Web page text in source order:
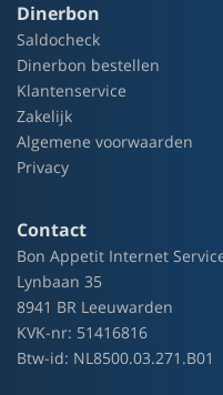
Dinerbon
Saldocheck
Dinerbon bestellen
Klantenservice
Zakelijk
Algemene voorwaarden
Privacy
Contact
Bon Appetit Internet
Lynbaan 35
8941 BR Leeuwarden
KVK-nr: 51416816
Btw-id: NL8500.03.271.B01